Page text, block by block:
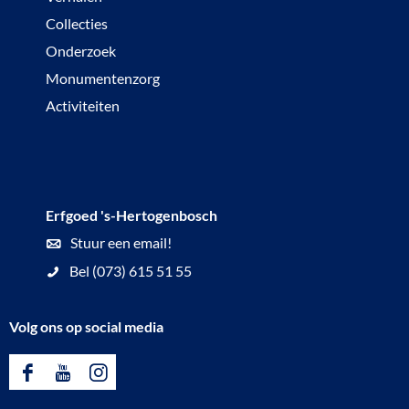
Collecties
Onderzoek
Monumentenzorg
Activiteiten
Erfgoed 's-Hertogenbosch
Stuur een email!
Bel (073) 615 51 55
Volg ons op social media
F
Y
I